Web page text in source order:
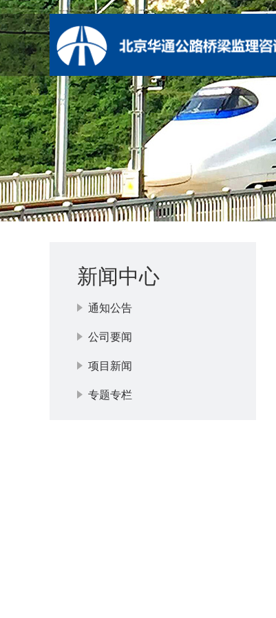
新闻中心
通知公告
公司要闻
项目新闻
专题专栏